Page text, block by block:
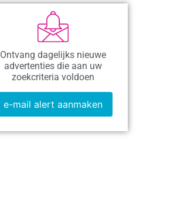
Ontvang dagelijks nieuwe
advertenties die aan uw
zoekcriteria voldoen
e-mail alert aanmaken